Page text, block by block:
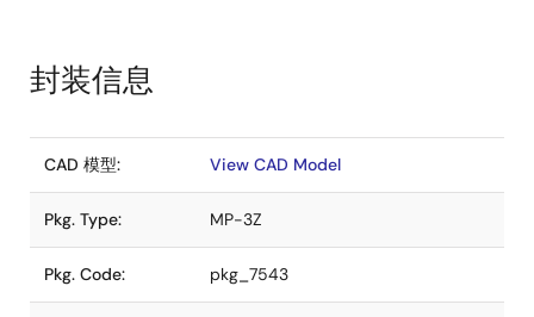
封装信息
CAD 模型: View CAD Model
Pkg. Type: MP-3Z
Pkg. Code: pkg_7543